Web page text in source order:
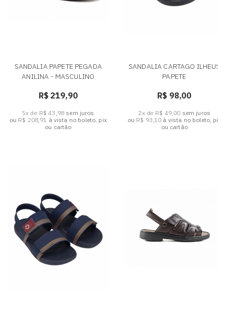
SANDALIA PAPETE PEGADA
ANILINA - MASCULINO
R$ 219,90
5x de R$ 43,98 sem juros
ou R$ 208,91 à vista no boleto, pix
ou cartão
SANDALIA CARTAGO ILHEUS
PAPETE
R$ 98,00
2x de R$ 49,00 sem juros
ou R$ 93,10 à vista no boleto, pix
ou cartão